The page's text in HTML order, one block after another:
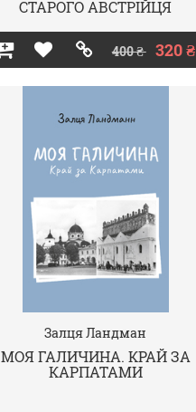
СТАРОГО АВСТРІЙЦЯ
400 ₴ 320 ₴
Залця Ландман
МОЯ ГАЛИЧИНА. КРАЙ ЗА
КАРПАТАМИ